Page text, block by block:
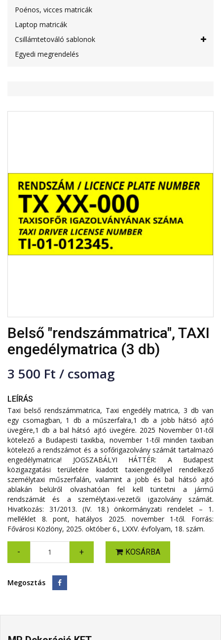
Poénos, vicces matricák
Laptop matricák
Csillámtetováló sablonok
Egyedi megrendelés
Belső "rendszámmatrica", TAXI
engedélymatrica (3 db)
3 500 Ft / csomag
LEÍRÁS
Taxi belső rendszámmatrica, Taxi engedély matrica, 3 db van
egy csomagban, 1 db a műszerfalra,1 db a jobb hátsó ajtó
üvegére,1 db a bal hátsó ajtó üvegére. 2025 November 01-től
kötelező a Budapesti taxikba, november 1-től minden taxiban
kötelező a rendszámot és a sofőrigazolvány számát tartalmazó
engedélymatrica! JOGSZABÁLYI HÁTTÉR: A Budapest
közigazgatási területére kiadott taxiengedéllyel rendelkező
személytaxi műszerfalán, valamint a jobb és bal hátsó ajtó
ablakán belülről olvashatóan fel kell tüntetni a jármű
rendszámát és a személytaxi-vezetői igazolvány számát.
Hivatkozás: 31/2013. (IV. 18.) önkormányzati rendelet – 1.
melléklet 8. pont, hatályos 2025. november 1-től. Forrás:
Fővárosi Közlöny, 2025. október 6., LXXV. évfolyam, 18. szám.
- + KOSÁRBA
Megosztás